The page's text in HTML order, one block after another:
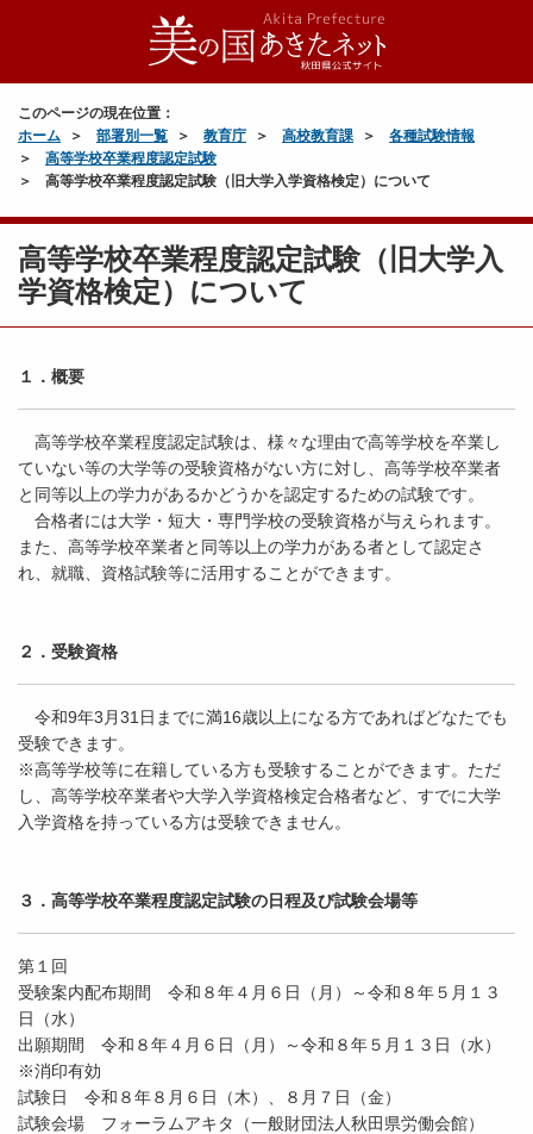
このページの現在位置：
ホーム
部署別一覧 教育庁 高校教育課
各種試験情報
高等学校卒業程度認定試験
高等学校卒業程度認定試験（旧大学入学資格検定）について
高等学校卒業程度認定試験（旧大学入
学資格検定）について
１．概要
高等学校卒業程度認定試験は、様々な理由で高等学校を卒業し
ていない等の大学等の受験資格がない方に対し、高等学校卒業者
と同等以上の学力があるかどうかを認定するための試験です。
合格者には大学・短大・専門学校の受験資格が与えられます。
また、高等学校卒業者と同等以上の学力がある者として認定さ
れ、就職、資格試験等に活用することができます。
２． 受験資格
令和9年3月31日までに満16歳以上になる方であればどなたでも
受験できます。
※高等学校等に在籍している方も受験することができます。ただ
し、高等学校卒業者や大学入学資格検定合格者など、すでに大学
入学資格を持っている方は受験できません。
３．高等学校卒業程度認定試験の日程及び試験会場等
第１回
受験案内配布期間 令和８年４月６日（月）～令和８年５月１３
日（水）
出願期間 令和８年４月６日（月）～令和８年５月１３日（水）
※消印有効
試験日 令和８年８月６日（木）、８月７日（金）
試験会場 フォーラムアキタ（一般財団法人秋田県労働会館）